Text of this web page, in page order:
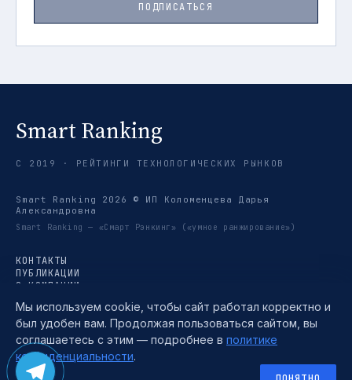
ПОДПИСАТЬСЯ
Smart Ranking
С 2019 · РЕЙТИНГИ ТЕХНОЛОГИЧЕСКИХ РЫНКОВ
Smart Ranking 2026 © ИП Коломенцева Дарья
Александровна
Smart Ranking — «Смарт Рэнкинг» («умное ранжирование»)
КОНТАКТЫ
ПУБЛИКАЦИИ
О КОМПАНИИ
ТРЕНДЫ
МЕТОДИКА
TELEGRAM →
ПОЛИТИКА КОНФИДЕНЦИАЛЬНОСТИ
ПОЛЬЗОВАТЕЛЬСКОЕ СОГЛАШЕНИЕ
СОГЛАСИЕ НА ОБРАБОТКУ ПЕРСОНАЛЬНЫХ ДАННЫХ
Мы используем cookie, чтобы сайт работал корректно и
был удобен вам. Продолжая пользоваться сайтом, вы
соглашаетесь с этим — подробнее в политике
конфиденциальности.